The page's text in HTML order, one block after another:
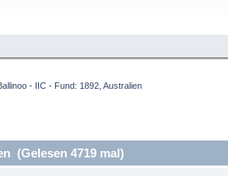
- IIC - Fund: 1892, Australien
(Gelesen 4719 mal)